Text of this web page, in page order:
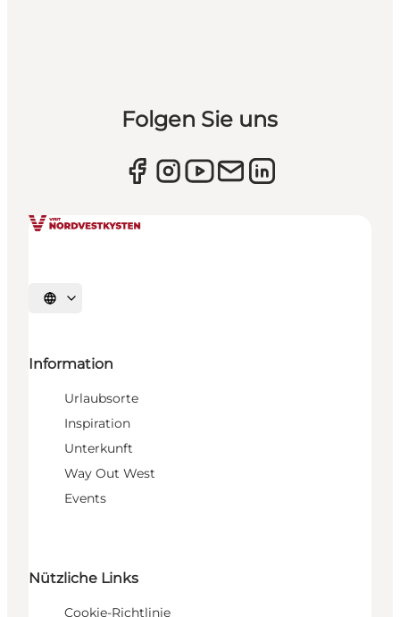
Folgen Sie uns
Sprache auswählen
Information
Urlaubsorte
Inspiration
Unterkunft
Way Out West
Events
Nützliche Links
Cookie-Richtlinie